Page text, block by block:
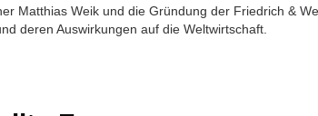
Matthias Weik und die Gründung der Friedrich &
deren Auswirkungen auf die Weltwirtschaft.